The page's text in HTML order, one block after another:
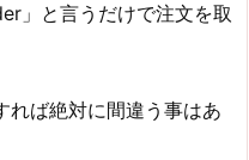
」と言うだけで注文を取
れば絶対に間違う事はあ